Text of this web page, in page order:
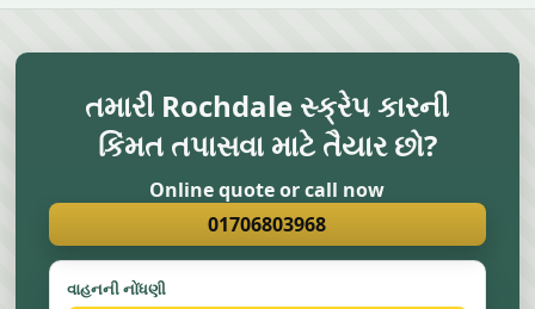
તમારી Rochdale સ્ક્રેપ કારની
કિંમત તપાસવા માટે તૈયાર છો?
Online quote or call now
01706803968
વાહનની નોંધણી